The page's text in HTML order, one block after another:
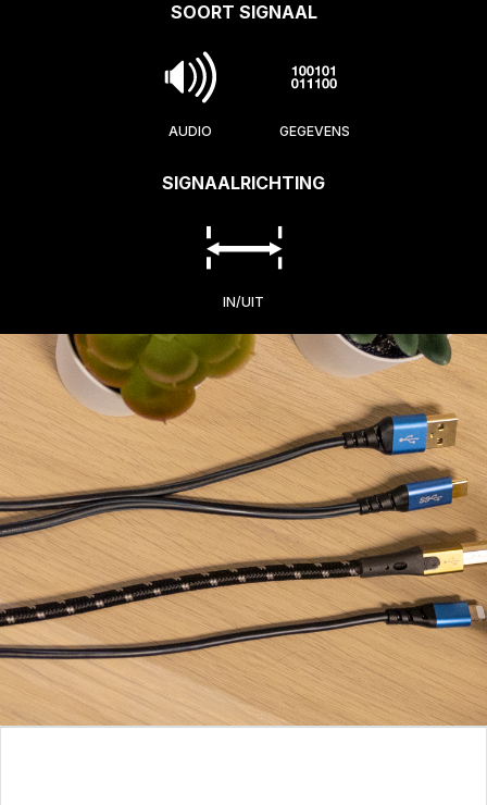
SOORT SIGNAAL
AUDIO GEGEVENS
SIGNAALRICHTING
IN/UIT